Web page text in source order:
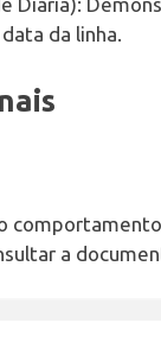
da linha.
a